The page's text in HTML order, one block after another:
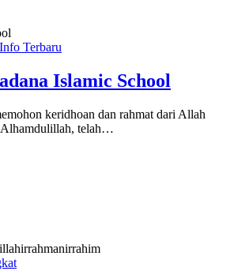
Info Terbaru
Islamic School
keridhoan dan rahmat dari Allah
Alhamdulillah, telah…